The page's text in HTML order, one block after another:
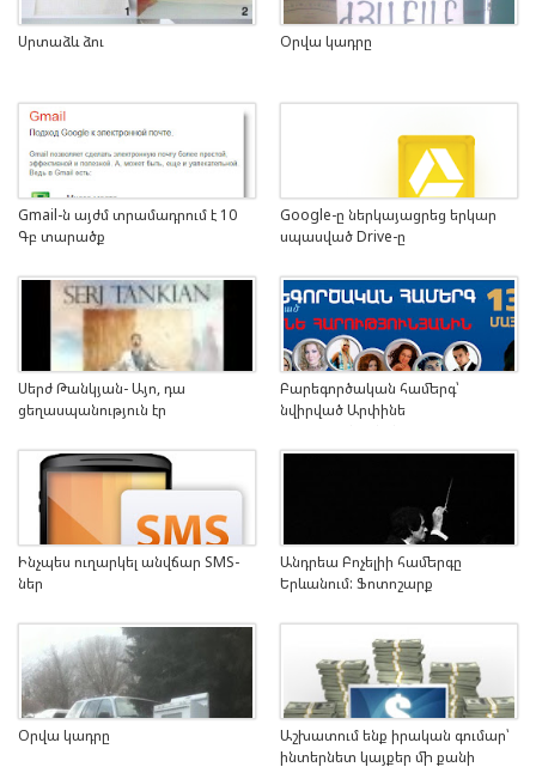
Սրտաձև ձու Օրվա կադրը
Gmail-ն այժմ տրամադրում է 10
Գբ տարածք
Google-ը ներկայացրեց երկար
սպասված Drive-ը
Սերժ Թանկյան- Այո, դա
ցեղասպանություն էր
Բարեգործական համերգ՝
նվիրված Արփինե
Ինչպես ուղարկել անվճար SMS-
ներ
Անդրեա Բոչելիի համերգը
Երևանում: Ֆոտոշարք
Օրվա կադրը
Աշխատում ենք իրական գումար՝
ինտերնետ կայքեր մի քանի